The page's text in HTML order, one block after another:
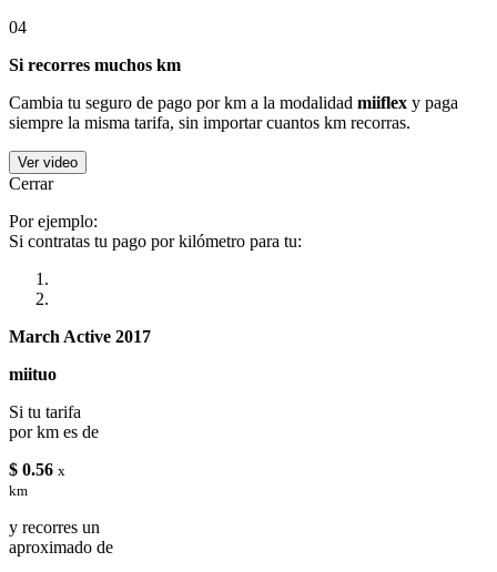
04
Si recorres muchos km
Cambia tu seguro de pago por km a la modalidad miiflex y paga
siempre la misma tarifa, sin importar cuantos km recorras.
Ver video
Cerrar
Por ejemplo:
Si contratas tu pago por kilómetro para tu:
March Active 2017
miituo
Si tu tarifa
por km es de
$ 0.56 x
km
y recorres un
aproximado de